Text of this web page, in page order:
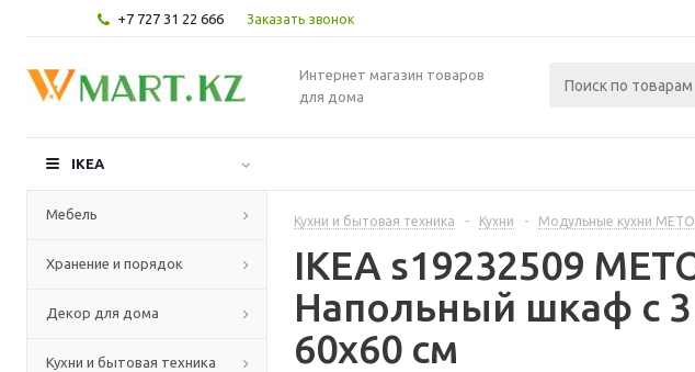
+7 727 31 22 666 Заказать звонок
Интернет магазин товаров
для дома
IKEA
Мебель
Хранение и порядок
Декор для дома
Кухни и бытовая техника
Кухни и бытовая техника - Кухни - Модульные кухни
IKEA s19232509
Напольный шкаф с
60x60 см